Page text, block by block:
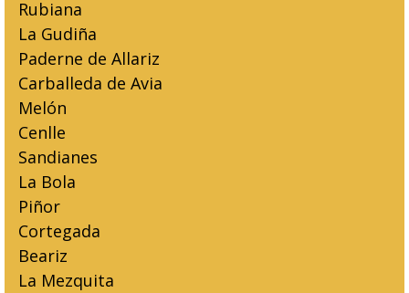
Rubiana
La Gudiña
Paderne de Allariz
Carballeda de Avia
Melón
Cenlle
Sandianes
La Bola
Piñor
Cortegada
Beariz
La Mezquita